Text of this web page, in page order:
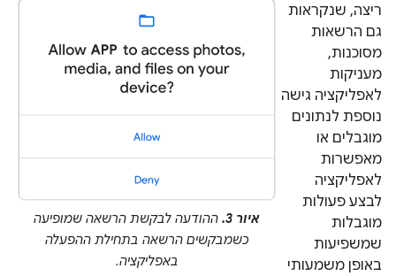
איור 3.
ההודעה לבקשת הרשאה שמופיעה
כשמבקשים הרשאה בתחילת ההפעלה
באפליקציה.
ריצה, שנקראות
גם הרשאות
מסוכנות,
מעניקות
לאפליקציה גישה
נוספת לנתונים
מוגבלים או
מאפשרות
לאפליקציה
לבצע פעולות
מוגבלות
שמשפיעות
באופן משמעותי